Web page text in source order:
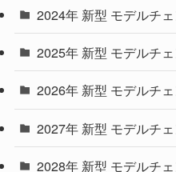
(4)
(9)
(4)
(1)
2024年 新型 モデルチ
2025年 新型 モデルチ
2026年 新型 モデルチ
2027年 新型 モデルチ
2028年 新型 モデルチ